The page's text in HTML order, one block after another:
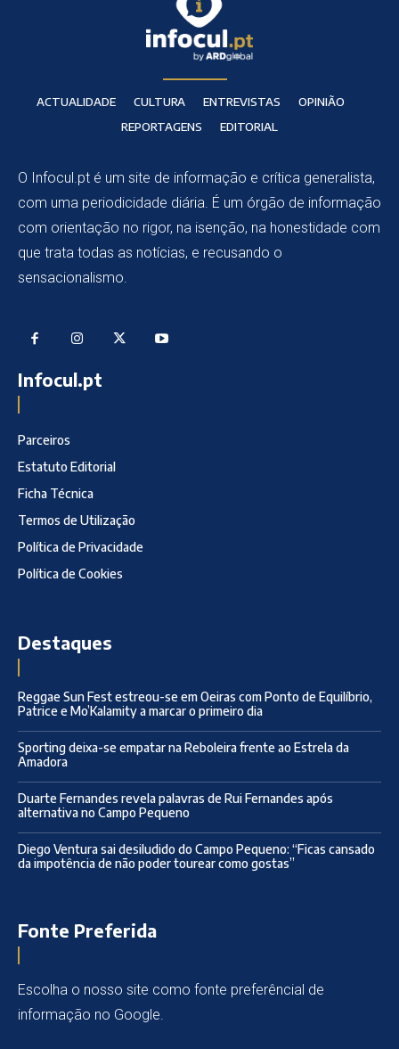
ACTUALIDADE CULTURA ENTREVISTAS
OPINIÃO
REPORTAGENS
EDITORIAL
O Infocul.pt é um site de informação e crítica generalista,
com uma periodicidade diária. É um órgão de informação
com orientação no rigor, na isenção, na honestidade com
que trata todas as notícias, e recusando o
sensacionalismo.
Infocul.pt
Parceiros
Estatuto Editorial
Ficha Técnica
Termos de Utilização
Política de Privacidade
Política de Cookies
Destaques
Reggae Sun Fest estreou-se em Oeiras com Ponto de Equilíbrio,
Patrice e Mo’Kalamity a marcar o primeiro dia
Sporting deixa-se empatar na Reboleira frente ao Estrela da
Amadora
Duarte Fernandes revela palavras de Rui Fernandes após
alternativa no Campo Pequeno
Diego Ventura sai desiludido do Campo Pequeno: “Ficas cansado
da impotência de não poder tourear como gostas”
Fonte Preferida
Escolha o nosso site como fonte preferêncial de
informação no Google.